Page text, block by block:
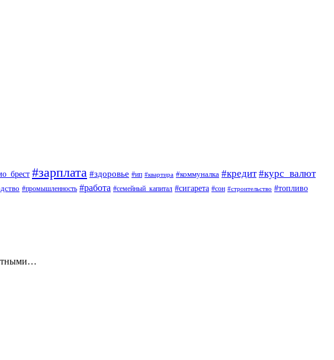
#зарплата #здоровье #ип #квартира #коммуналка #кредит #курс_валют
#промышленность #работа #семейный_капитал #сигарета #сон #строительство #топливо